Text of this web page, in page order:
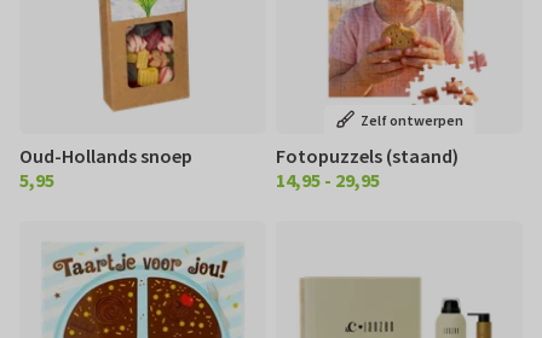
Oud-Hollands snoep
€ 5,95
5,95
Zelf ontwerpen
Fotopuzzels (staand)
€ 14.95 29,95
14,95 - 29,95